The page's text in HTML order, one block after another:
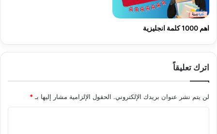
اهم 1000 كلمة انجليزية
اترك تعليقاً
لن يتم نشر عنوان بريدك الإلكتروني. الحقول الإلزامية مشار إليها بـ *